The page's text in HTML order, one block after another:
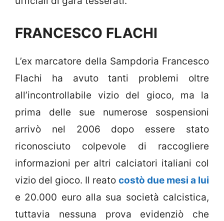
FRANCESCO FLACHI
L’ex marcatore della Sampdoria Francesco
Flachi ha avuto tanti problemi oltre
all’incontrollabile vizio del gioco, ma la
prima delle sue numerose sospensioni
arrivò nel 2006 dopo essere stato
riconosciuto colpevole di raccogliere
informazioni per altri calciatori italiani col
vizio del gioco. Il reato costò due mesi a lui
e 20.000 euro alla sua società calcistica,
tuttavia nessuna prova evidenziò che